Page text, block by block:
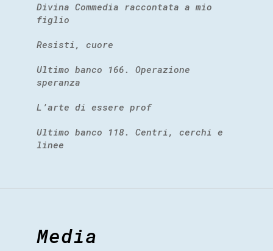
Divina Commedia raccontata a mio
figlio
Resisti, cuore
Ultimo banco 166. Operazione
speranza
L’arte di essere prof
Ultimo banco 118. Centri, cerchi e
linee
Media